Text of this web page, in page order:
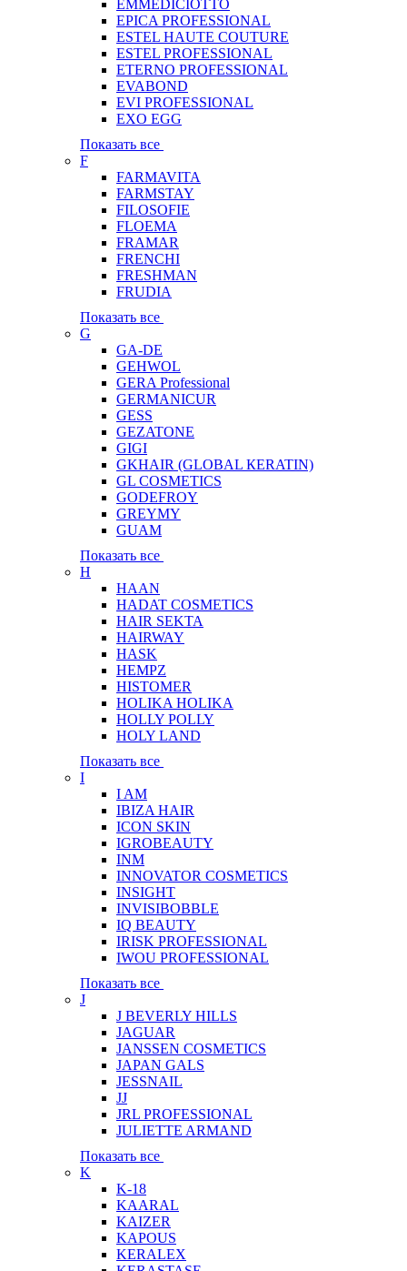
EMMEDICIOTTO
EPICA PROFESSIONAL
ESTEL HAUTE COUTURE
ESTEL PROFESSIONAL
ETERNO PROFESSIONAL
EVABOND
EVI PROFESSIONAL
EXO EGG
Показать все
F
FARMAVITA
FARMSTAY
FILOSOFIE
FLOEMA
FRAMAR
FRENCHI
FRESHMAN
FRUDIA
Показать все
G
GA-DE
GEHWOL
GERA Professional
GERMANICUR
GESS
GEZATONE
GIGI
GKHAIR (GLOBAL КЕRATIN)
GL COSMETICS
GODEFROY
GREYMY
GUAM
Показать все
H
HAAN
HADAT COSMETICS
HAIR SEKTA
HAIRWAY
HASK
HEMPZ
HISTOMER
HOLIKA HOLIKA
HOLLY POLLY
HOLY LAND
Показать все
I
I AM
IBIZA HAIR
ICON SKIN
IGROBEAUTY
INM
INNOVATOR COSMETICS
INSIGHT
INVISIBOBBLE
IQ BEAUTY
IRISK PROFESSIONAL
IWOU PROFESSIONAL
Показать все
J
J BEVERLY HILLS
JAGUAR
JANSSEN COSMETICS
JAPAN GALS
JESSNAIL
JJ
JRL PROFESSIONAL
JULIETTE ARMAND
Показать все
K
K-18
KAARAL
KAIZER
KAPOUS
KERALEX